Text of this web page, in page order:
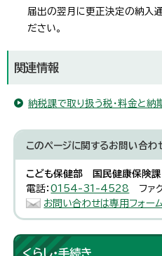
届出の翌月に更正決定の納入
ださい。
関連情報
納税課で取り扱う税・料金と納
このページに関するお問い合わ
こども保健部 国民健康保険課
電話：0154-31-4528
ファ
お問い合わせは専用フォー
くらし・手続き